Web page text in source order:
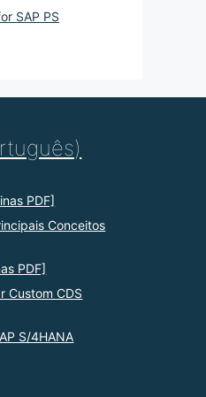
SAP PS
PDF]
Conceitos
PDF]
Custom CDS
S/4HANA